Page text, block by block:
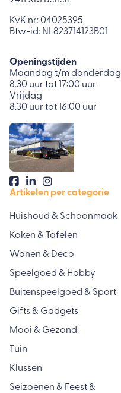
KvK nr: 04025395
Btw-id: NL823714123B01
Openingstijden
Maandag t/m donderdag
8.30 uur tot 17:00 uur
Vrijdag
8.30 uur tot 16:00 uur
Artikelen per categorie
Huishoud & Schoonmaak
Koken & Tafelen
Wonen & Deco
Speelgoed & Hobby
Buitenspeelgoed & Sport
Gifts & Gadgets
Mooi & Gezond
Tuin
Klussen
Seizoenen & Feest &